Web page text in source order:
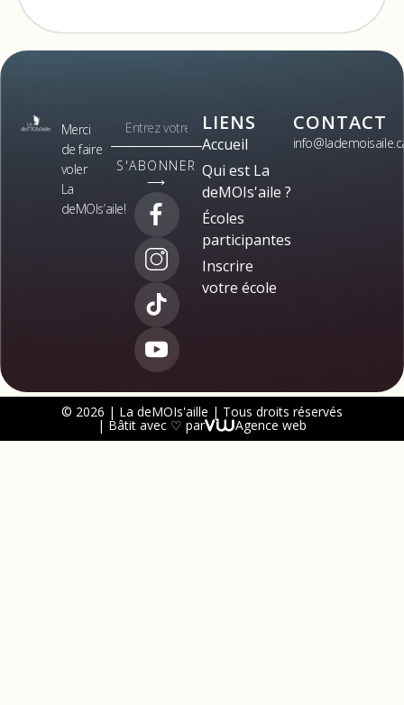
Merci
de faire
voler
La
deMOIs’aile!
S'ABONNER
⟶
LIENS
Accueil
Qui est La
deMOIs'aile ?
Écoles
participantes
Inscrire
votre école
CONTACT
© 2026 | La deMOIs'aille | Tous droits réservés
| Bâtit avec ♡ par Agence web